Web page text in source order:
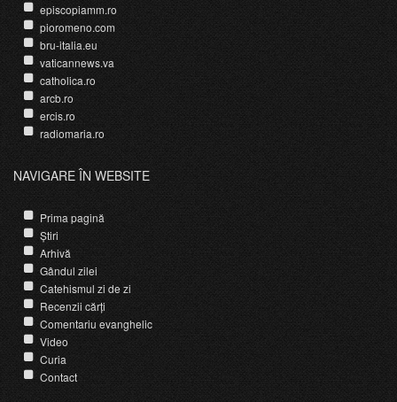
episcopiamm.ro
pioromeno.com
bru-italia.eu
vaticannews.va
catholica.ro
arcb.ro
ercis.ro
radiomaria.ro
NAVIGARE ÎN WEBSITE
Prima pagină
Știri
Arhivă
Gândul zilei
Catehismul zi de zi
Recenzii cărți
Comentariu evanghelic
Video
Curia
Contact